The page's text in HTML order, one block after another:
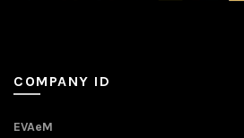
COMPANY ID
EVAeM